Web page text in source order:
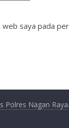
web saya pada
Polres Nagan Raya.